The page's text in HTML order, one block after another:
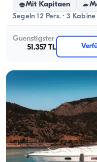
Mit Kapitaen
Segeln 12 Pers. · 3 Kabine
Guenstigster
51.357 TL